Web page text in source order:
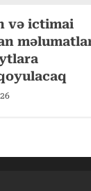
və ictimai